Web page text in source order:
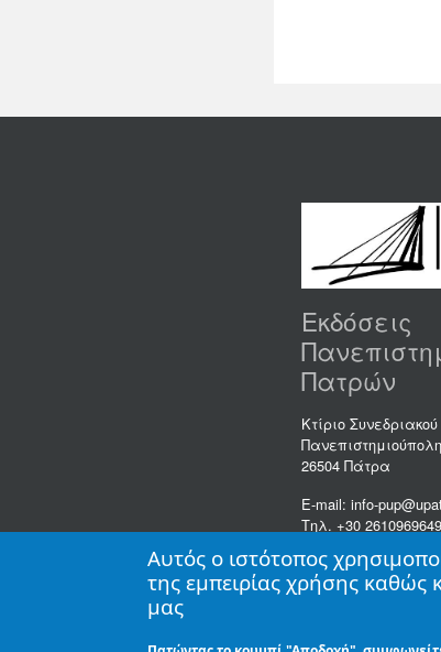
Εκδόσεις
Πατρών
Κτίριο
26504 Πάτρα
E-mail: info-
Τηλ. +30
Αυτός ο ιστότοπος
της εμπειρίας χρήσης καθώς
μας